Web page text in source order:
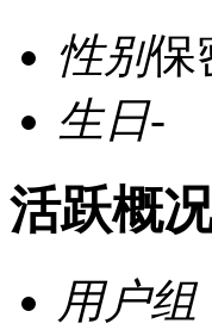
性别保
生日-
活跃概
用户组